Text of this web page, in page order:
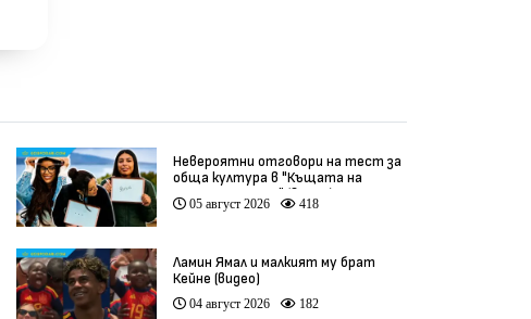
Невероятни отговори на тест за
обща култура в "Къщата на
инфлуенсърите" (видео)
05 август 2026 418
Ламин Ямал и малкият му брат
Кейне (видео)
04 август 2026 182